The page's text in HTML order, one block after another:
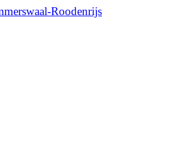
Roodenrijs